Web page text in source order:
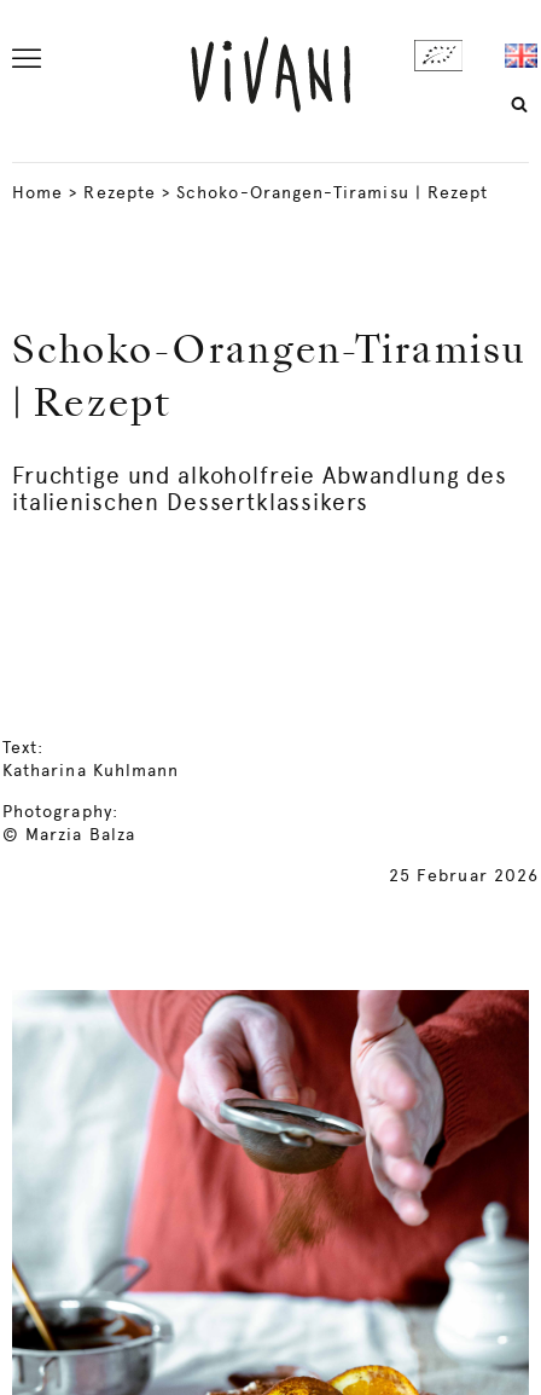
Home > Rezepte >Schoko-Orangen-Tiramisu | Rezept
Schoko-Orangen-Tiramisu
| Rezept
Fruchtige und alkoholfreie Abwandlung des
italienischen Dessertklassikers
Text:
Katharina Kuhlmann
Photography:
© Marzia Balza
25 Februar 2026